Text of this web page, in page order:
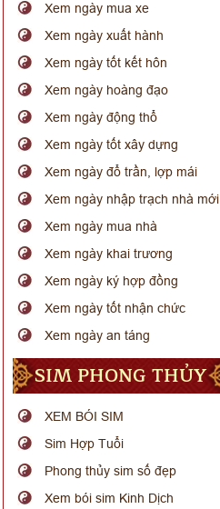
Xem ngày mua xe
Xem ngày xuất hành
Xem ngày tốt kết hôn
Xem ngày hoàng đạo
Xem ngày động thổ
Xem ngày tốt xây dựng
Xem ngày đổ trần, lợp mái
Xem ngày nhập trạch nhà mới
Xem ngày mua nhà
Xem ngày khai trương
Xem ngày ký hợp đồng
Xem ngày tốt nhận chức
Xem ngày an táng
SIM PHONG THỦY
XEM BÓI SIM
Sim Hợp Tuổi
Phong thủy sim số đẹp
Xem bói sim Kinh Dịch